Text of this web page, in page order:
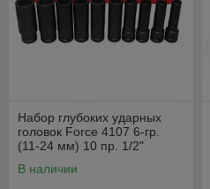
Набор глубоких ударных
головок Force 4107 6-гр.
(11-24 мм) 10 пр. 1/2"
В наличии